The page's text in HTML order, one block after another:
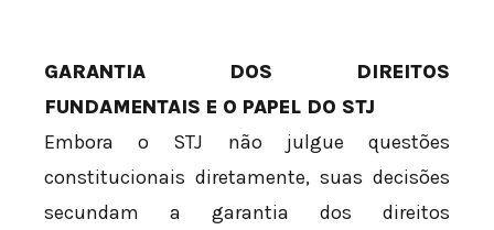
GARANTIA DOS DIREITOS
FUNDAMENTAIS E O PAPEL DO STJ
Embora o STJ não julgue questões
constitucionais diretamente, suas decisões
secundam a garantia dos direitos